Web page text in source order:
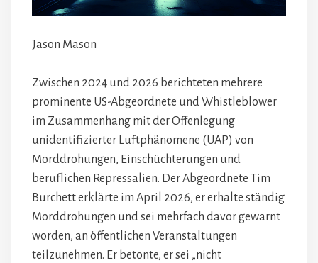
Jason Mason
Zwischen 2024 und 2026 berichteten mehrere
prominente US-Abgeordnete und Whistleblower
im Zusammenhang mit der Offenlegung
unidentifizierter Luftphänomene (UAP) von
Morddrohungen, Einschüchterungen und
beruflichen Repressalien. Der Abgeordnete Tim
Burchett erklärte im April 2026, er erhalte ständig
Morddrohungen und sei mehrfach davor gewarnt
worden, an öffentlichen Veranstaltungen
teilzunehmen. Er betonte, er sei „nicht